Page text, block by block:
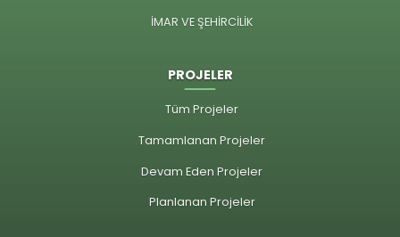
İMAR VE ŞEHİRCİLİK
PROJELER
Tüm Projeler
Tamamlanan Projeler
Devam Eden Projeler
Planlanan Projeler